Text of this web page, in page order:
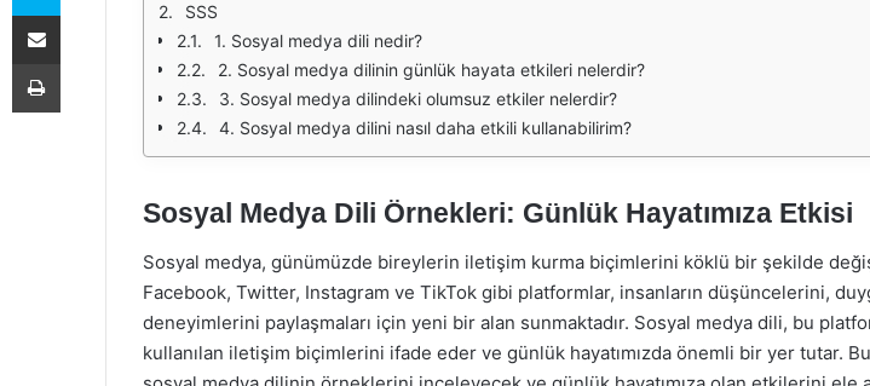
SSS
1. Sosyal medya dili nedir?
2. Sosyal medya dilinin günlük hayata etkileri nelerdir?
3. Sosyal medya dilindeki olumsuz etkiler nelerdir?
4. Sosyal medya dilini nasıl daha etkili kullanabilirim?
Sosyal Medya Dili Örnekleri: Günlük Hayatımıza Etkisi
Sosyal medya, günümüzde bireylerin iletişim kurma biçimlerini köklü bir şekilde
Facebook, Twitter, Instagram ve TikTok gibi platformlar, insanların düşüncelerini,
deneyimlerini paylaşmaları için yeni bir alan sunmaktadır. Sosyal medya dili, bu
kullanılan iletişim biçimlerini ifade eder ve günlük hayatımızda önemli bir yer tutar.
E-Posta ile paylaş